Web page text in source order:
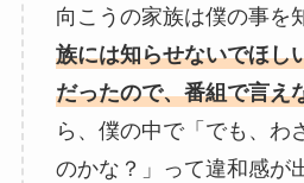
向こうの家族は僕の事を
族には知らせないでほし
だったので、番組で言え
ら、僕の中で「でも、わ
のかな？」って違和感が